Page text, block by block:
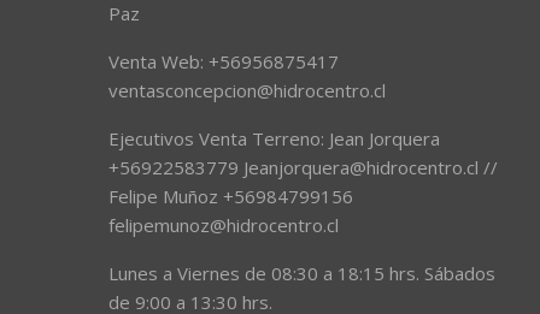
Paz
Venta Web: +56956875417
ventasconcepcion@hidrocentro.cl
Ejecutivos Venta Terreno: Jean Jorquera
+56922583779 Jeanjorquera@hidrocentro.cl //
Felipe Muñoz +56984799156
felipemunoz@hidrocentro.cl
Lunes a Viernes de 08:30 a 18:15 hrs. Sábados
de 9:00 a 13:30 hrs.